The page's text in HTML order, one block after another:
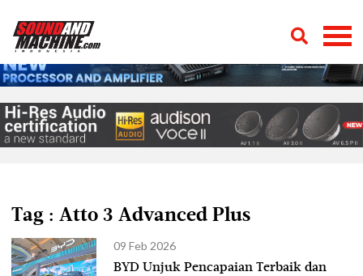
Tag : Atto 3 Advanced Plus
09 Feb 2026
BYD Unjuk Pencapaian Terbaik dan